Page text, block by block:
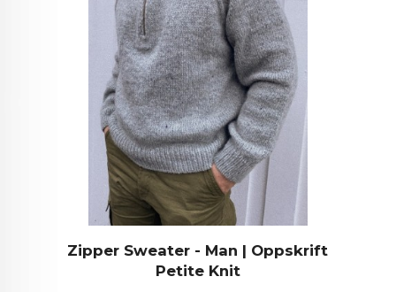
Zipper Sweater - Man | Oppskrift
Petite Knit